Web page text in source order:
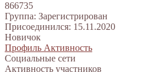
866735
Группа: Зарегистрирован
Присоединился: 15.11.2020
Новичок
Профиль Активность
Социальные сети
Активность участников